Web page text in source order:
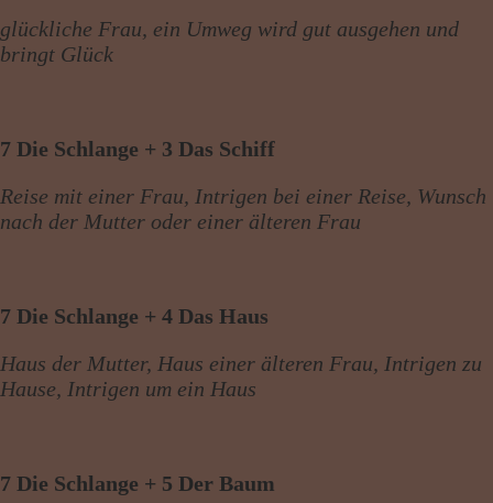
glückliche Frau, ein Umweg wird gut ausgehen und
bringt Glück
7 Die Schlange + 3 Das Schiff
Reise mit einer Frau, Intrigen bei einer Reise, Wunsch
nach der Mutter oder einer älteren Frau
7 Die Schlange + 4 Das Haus
Haus der Mutter, Haus einer älteren Frau, Intrigen zu
Hause, Intrigen um ein Haus
7 Die Schlange + 5 Der Baum